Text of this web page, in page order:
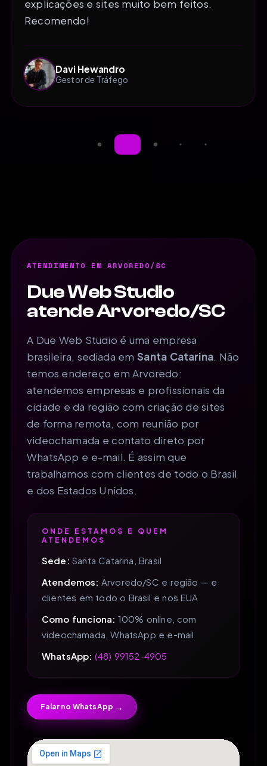
explicações e sites muito bem feitos.
Recomendo!
Davi Hewandro
Gestor de Tráfego
ATENDIMENTO EM ARVOREDO/SC
Due Web Studio
atende Arvoredo/SC
A Due Web Studio é uma empresa
brasileira, sediada emSanta Catarina. Não
temos endereço em Arvoredo:
atendemos empresas e profissionais da
cidade e da região com criação de sites
de forma remota, com reunião por
videochamada e contato direto por
WhatsApp e e-mail. É assim que
trabalhamos com clientes de todo o Brasil
e dos Estados Unidos.
ONDE ESTAMOS E QUEM
ATENDEMOS
Sede: Santa Catarina, Brasil
Atendemos: Arvoredo/SC e região — e
clientes em todo o Brasil e nos EUA
Como funciona: 100% online, com
videochamada, WhatsApp e e-mail
WhatsApp: (48) 99152-4905
Falar no WhatsApp →